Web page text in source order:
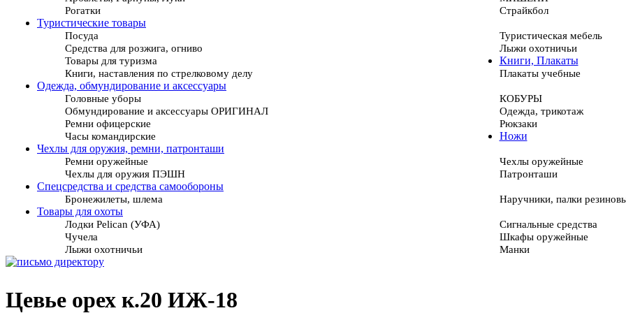
Рогатки
Страйкбол
Туристические товары
Посуда
Туристическая мебель
Средства для розжига, огниво
Лыжи охотничьи
Товары для туризма
Книги, Плакаты
Книги, наставления по стрелковому делу
Плакаты учебные
Одежда, обмундирование и аксессуары
Головные уборы
КОБУРЫ
Обмундирование и аксессуары ОРИГИНАЛ
Одежда, трикотаж
Ремни офицерские
Рюкзаки
Часы командирские
Ножи
Чехлы для оружия, ремни, патронташи
Ремни оружейные
Чехлы оружейные
Чехлы для оружия ПЭШН
Патронташи
Спецсредства и средства самообороны
Бронежилеты, шлема
Наручники, палки
Товары для охоты
Лодки Pelican (УФА)
Сигнальные средства
Чучела
Шкафы оружейные
Лыжи охотничьи
Манки
Цевье орех к.20 ИЖ-18